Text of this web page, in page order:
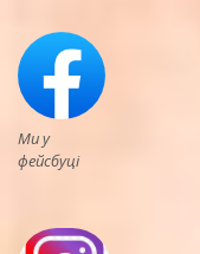
Ми у
фейсбуці